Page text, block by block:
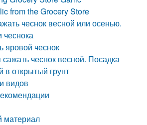
from the Grocery Store
чеснок весной или осенью.
чеснока
яровой чеснок
чеснок весной. Посадка
в открытый грунт
видов
материал